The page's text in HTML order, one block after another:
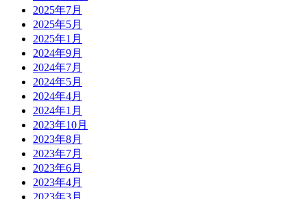
2025年7月
2025年5月
2025年1月
2024年9月
2024年7月
2024年5月
2024年4月
2024年1月
2023年10月
2023年8月
2023年7月
2023年6月
2023年4月
2023年3月